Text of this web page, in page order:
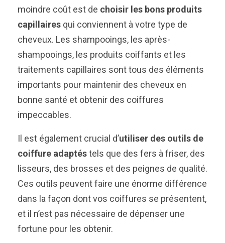
moindre coût est de choisir les bons produits
capillaires qui conviennent à votre type de
cheveux. Les shampooings, les après-
shampooings, les produits coiffants et les
traitements capillaires sont tous des éléments
importants pour maintenir des cheveux en
bonne santé et obtenir des coiffures
impeccables.
Il est également crucial d’utiliser des outils de
coiffure adaptéstels que des fers à friser, des
lisseurs, des brosses et des peignes de qualité.
Ces outils peuvent faire une énorme différence
dans la façon dont vos coiffures se présentent,
et il n’est pas nécessaire de dépenser une
fortune pour les obtenir.